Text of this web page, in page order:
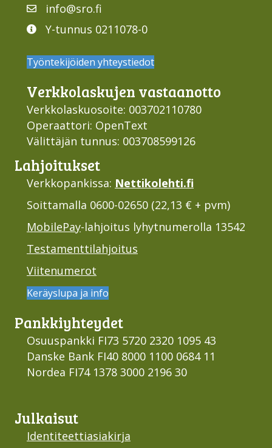
info@sro.fi
Y-tunnus 0211078-0
Työntekijöiden yhteystiedot
Verkko­laskujen vastaan­otto
Verkkolaskuosoite: 003702110780
Operaattori: OpenText
Välittäjän tunnus: 003708599126
Lahjoi­tukset
Verkkopankissa: Nettikolehti.fi
Soittamalla 0600-02650 (22,13 € + pvm)
MobilePay-lahjoitus lyhytnumerolla 13542
Testamenttilahjoitus
Viitenumerot
Keräyslupa ja info
Pankki­yhteydet
Osuuspankki FI73 5720 2320 1095 43
Danske Bank FI40 8000 1100 0684 11
Nordea FI74 1378 3000 2196 30
Julkaisut
Identiteettiasiakirja